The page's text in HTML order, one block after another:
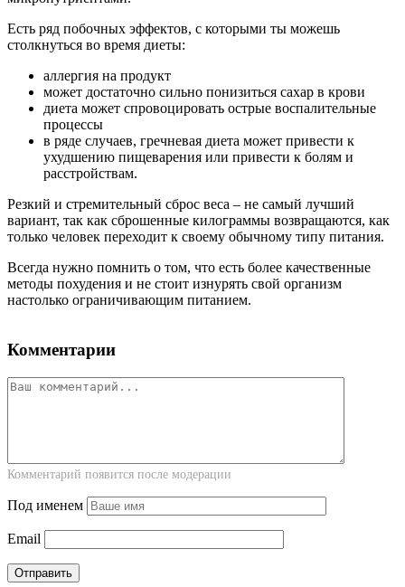
Есть ряд побочных эффектов, с которыми ты можешь
столкнуться во время диеты:
аллергия на продукт
может достаточно сильно понизиться сахар в крови
диета может спровоцировать острые воспалительные
процессы
в ряде случаев, гречневая диета может привести к
ухудшению пищеварения или привести к болям и
расстройствам.
Резкий и стремительный сброс веса – не самый лучший
вариант, так как сброшенные килограммы возвращаются, как
только человек переходит к своему обычному типу питания.
Всегда нужно помнить о том, что есть более качественные
методы похудения и не стоит изнурять свой организм
настолько ограничивающим питанием.
Комментарии
Комментарий появится после модерации
Под именем
Email